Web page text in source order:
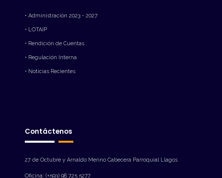
• Administración 2023 - 2027
• LOTAIP
• Rendición de Cuentas
• Regulación Interna
• Noticias Recientes
Contáctenos
27 de Octubre y Arnaldo Merino Cabecera Parroquial Llagos.
Oficina: (+593) 98 725 5277